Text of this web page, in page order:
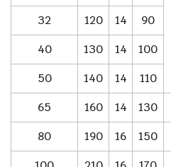
32
120 14 90
40 130 14
100
50
140 14
110
65
160 14 130
80
190 16 150